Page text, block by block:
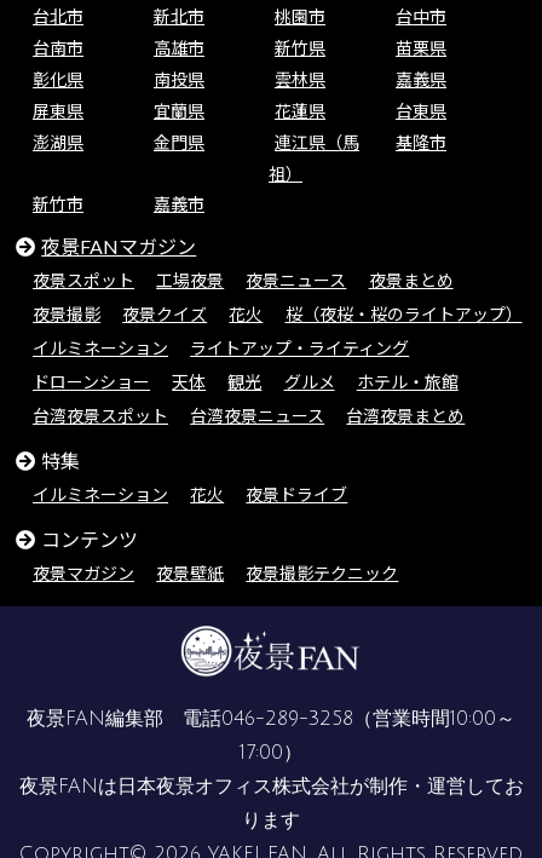
台北市 新北市 桃園市
台中市
台南市
高雄市 新竹県
苗栗県
彰化県
南投県 雲林県
嘉義県
屏東県
宜蘭県 花蓮県
台東県
澎湖県
金門県
連江県（馬
祖）
基隆市
新竹市 嘉義市
夜景FANマガジン
夜景スポット 工場夜景 夜景ニュース
夜景まとめ
夜景撮影
夜景クイズ 花火
桜（夜桜・桜のライトアップ）
イルミネーション
ライトアップ・ライティング
ドローンショー
天体 観光 グルメ
ホテル・旅館
台湾夜景スポット
台湾夜景ニュース 台湾夜景まとめ
特集
イルミネーション 花火 夜景ドライブ
コンテンツ
夜景マガジン 夜景壁紙 夜景撮影テクニック
夜景FAN編集部 電話046-289-3258 （営業時間10:00～
17:00）
夜景FANは 日本夜景オフィス株式会社が制作・運営してお
ります